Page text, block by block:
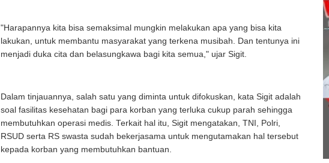
"Harapannya kita bisa semaksimal mungkin melakukan apa yang bisa kita
lakukan, untuk membantu masyarakat yang terkena musibah. Dan tentunya ini
menjadi duka cita dan belasungkawa bagi kita semua," ujar Sigit.
Dalam tinjauannya, salah satu yang diminta untuk difokuskan, kata Sigit adalah
soal fasilitas kesehatan bagi para korban yang terluka cukup parah sehingga
membutuhkan operasi medis. Terkait hal itu, Sigit mengatakan, TNI, Polri,
RSUD serta RS swasta sudah bekerjasama untuk mengutamakan hal tersebut
kepada korban yang membutuhkan bantuan.